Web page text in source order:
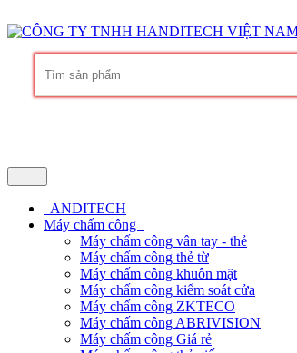
ANDITECH
Máy chấm công
Máy chấm công vân tay - thẻ
Máy chấm công thẻ từ
Máy chấm công khuôn mặt
Máy chấm công kiểm soát cửa
Máy chấm công ZKTECO
Máy chấm công ABRIVISION
Máy chấm công Giá rẻ